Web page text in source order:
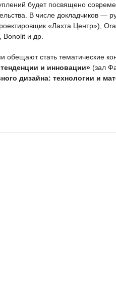
будет посвящено
В числе докладчиков —
«Лахта Центр»),
и др.
обещают стать тематические
и инновации» (зал
дизайна: технологии и